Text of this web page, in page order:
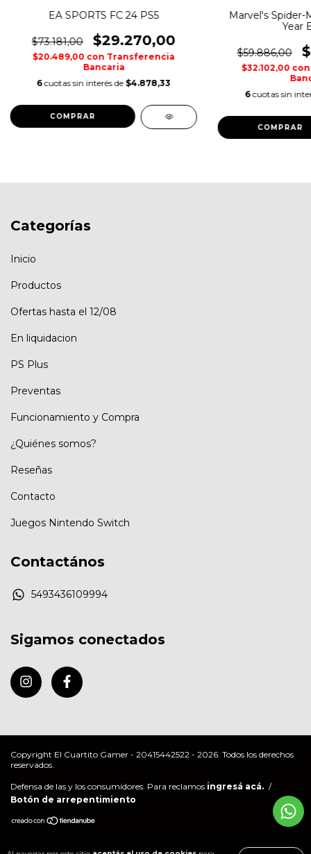
EA SPORTS FC 24 PS5
$73.181,00 $29.270,00
$20.489,00 con Transferencia
Bancaria
6 cuotas sin interés de $4.878,33
COMPRAR
Marvel's Spider-
Year
$59.886,00
$32.102,00 con
6 cuotas sin
COMPRAR
Categorías
Inicio
Productos
Ofertas hasta el 12/08
En liquidacion
PS Plus
Preventas
Funcionamiento y Compra
¿Quiénes somos?
Reseñas
Contacto
Juegos Nintendo Switch
Contactános
5493436109994
Sigamos conectados
Copyright El Cuartito Gamer - 20415442522 - 2026. Todos los derechos
reservados.
Defensa de las y los consumidores. Para reclamos ingresá acá. /
Botón de arrepentimiento